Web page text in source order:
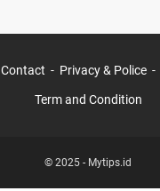
Contact Privacy & Police
Term and Condition
© 2025 - Mytips.id